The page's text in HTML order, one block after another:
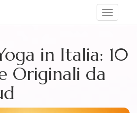
Toggle
in Italia: 10
Originali da